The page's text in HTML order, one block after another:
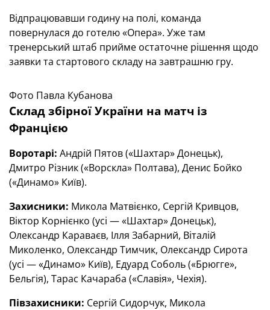
Відпрацювавши годину на полі, команда
повернулася до готелю «Опера». Уже там
тренерський штаб прийме остаточне рішення щодо
заявки та стартового складу на завтрашню гру.
Фото Павла Кубанова
Склад збірної України на матч із
Францією
Воротарі: Андрій Пятов («Шахтар» Донецьк),
Дмитро Різник («Ворскла» Полтава), Денис Бойко
(«Динамо» Київ).
Захисники: Микола Матвієнко, Сергій Кривцов,
Віктор Корнієнко (усі — «Шахтар» Донецьк),
Олександр Караваєв, Ілля Забарний, Віталій
Миколенко, Олександр Тимчик, Олександр Сирота
(усі — «Динамо» Київ), Едуард Соболь («Брюгге»,
Бельгія), Тарас Качараба («Славія», Чехія).
Півзахисники: Сергій Сидорчук, Микола